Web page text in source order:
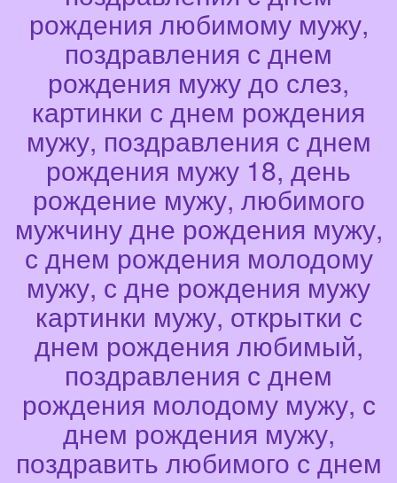
рождения любимому мужу,
поздравления с днем
рождения мужу до слез,
картинки с днем рождения
мужу, поздравления с днем
рождения мужу 18, день
рождение мужу, любимого
мужчину дне рождения мужу,
с днем рождения молодому
мужу, с дне рождения мужу
картинки мужу, открытки с
днем рождения любимый,
поздравления с днем
рождения молодому мужу, с
днем рождения мужу,
поздравить любимого с днем